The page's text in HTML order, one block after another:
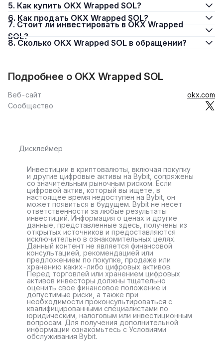
5. Как купить OKX Wrapped SOL?
6. Как продать OKX Wrapped SOL?
7. Стоит ли инвестировать в OKX Wrapped
SOL?
8. Сколько OKX Wrapped SOL в обращении?
Подробнее о OKX Wrapped SOL
Веб-сайт
okx.com
Сообщество
Дисклеймер
Инвестиции в криптовалюты, включая покупку
и другие цифровые активы на Bybit, сопряжены
со значительным рыночным риском. Если
цифровой актив, который вы ищете, в
настоящее время недоступен на Bybit, он
может появиться в будущем. Bybit не несет
ответственности за любые результаты
инвестиций. Информация о ценах и другие
данные, представленные здесь, получены из
открытых источников и предоставляются
исключительно в ознакомительных целях.
Данный контент не является финансовой
консультацией, рекомендацией или
предложением по покупке, продаже или
хранению каких-либо цифровых активов.
Перед торговлей или хранением цифровых
активов инвесторы должны тщательно
оценить свое финансовое положение и
допустимые риски, а также при
необходимости проконсультироваться с
квалифицированными специалистами по
юридическим, налоговым или инвестиционным
вопросам. Для получения дополнительной
информации ознакомьтесь с Условиями
обслуживания Bybit.